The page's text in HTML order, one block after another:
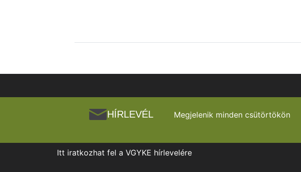
HÍRLEVÉL Megjelenik minden csütörtökön
Itt iratkozhat fel a VGYKE hírlevelére